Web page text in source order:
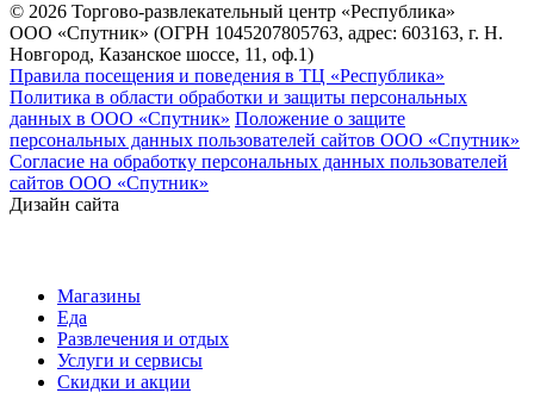
© 2026 Торгово-развлекательный центр «Республика»
ООО «Спутник» (ОГРН 1045207805763, адрес: 603163, г. Н.
Новгород, Казанское шоссе, 11, оф.1)
Правила посещения и поведения в ТЦ «Республика»
Политика в области обработки и защиты персональных
данных в ООО «Спутник» Положение о защите
персональных данных пользователей сайтов ООО «Спутник»
Согласие на обработку персональных данных пользователей
сайтов ООО «Спутник»
Дизайн сайта
Магазины
Еда
Развлечения и отдых
Услуги и сервисы
Скидки и акции